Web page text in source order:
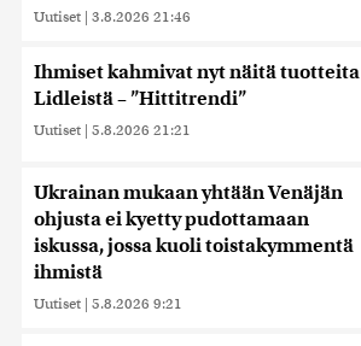
Uutiset | 3.8.2026 21:46
Ihmiset kahmivat nyt näitä tuotteita
Lidleistä – ”Hittitrendi”
Uutiset | 5.8.2026 21:21
Ukrainan mukaan yhtään Venäjän
ohjusta ei kyetty pudottamaan
iskussa, jossa kuoli toistakymmentä
ihmistä
Uutiset | 5.8.2026 9:21